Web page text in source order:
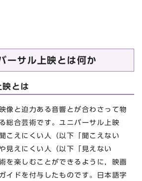
サル上映とは何か
とは
像と迫力ある音響とが合わさって物
総合芸術です。ユニバーサル上映
こえにくい人（以下「聞こえない
見えにくい人（以下「見えない
を楽しむことができるように，映画
イドを付与したものです。日本語字